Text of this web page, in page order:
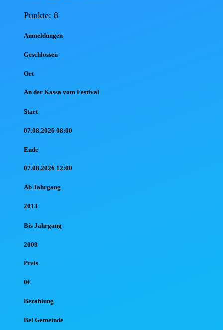
Punkte: 8
Anmeldungen
Geschlossen
Ort
An der Kassa vom Festival
Start
07.08.2026 08:00
Ende
07.08.2026 12:00
Ab Jahrgang
2013
Bis Jahrgang
2009
Preis
0€
Bezahlung
Bei Gemeinde